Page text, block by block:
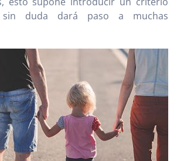
sin duda dará paso a muchas